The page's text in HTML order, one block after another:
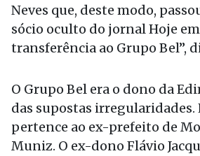
Neves que, deste modo,
sócio oculto do jornal Hoje
transferência ao Grupo Bel”,
O Grupo Bel era o dono da
das supostas irregularidades.
pertence ao ex-prefeito de
Muniz. O ex-dono Flávio